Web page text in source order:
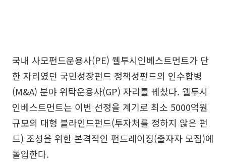
국내 사모펀드운용사(PE) 웰투시인베스트먼트가 단
한 자리였던 국민성장펀드 정책성펀드의 인수합병
(M&A) 분야 위탁운용사(GP) 자리를 꿰찼다. 웰투시
인베스트먼트는 이번 선정을 계기로 최소 5000억원
규모의 대형 블라인드펀드(투자처를 정하지 않은 펀
드) 조성을 위한 본격적인 펀드레이징(출자자 모집)에
돌입한다.